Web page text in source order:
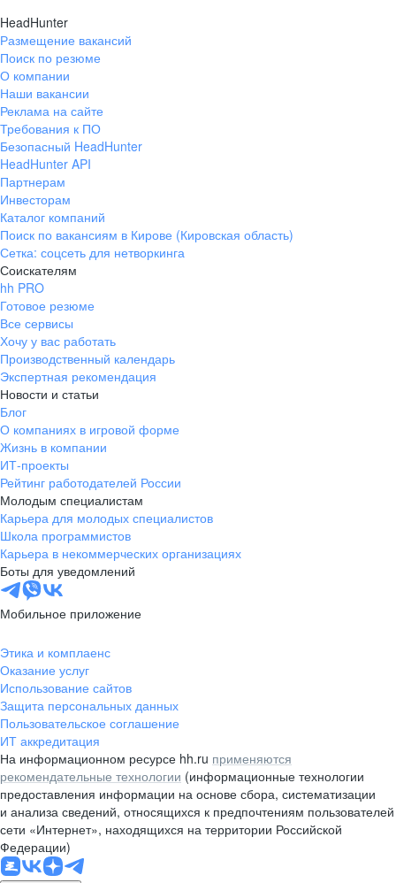
HeadHunter
Размещение вакансий
Поиск по резюме
О компании
Наши вакансии
Реклама на сайте
Требования к ПО
Безопасный HeadHunter
HeadHunter API
Партнерам
Инвесторам
Каталог компаний
Поиск по вакансиям в Кирове (Кировская область)
Сетка: соцсеть для нетворкинга
Соискателям
hh PRO
Готовое резюме
Все сервисы
Хочу у вас работать
Производственный календарь
Экспертная рекомендация
Новости и статьи
Блог
О компаниях в игровой форме
Жизнь в компании
ИТ-проекты
Рейтинг работодателей России
Молодым специалистам
Карьера для молодых специалистов
Школа программистов
Карьера в некоммерческих организациях
Боты для уведомлений
Мобильное приложение
Этика и комплаенс
Оказание услуг
Использование сайтов
Защита персональных данных
Пользовательское соглашение
ИТ аккредитация
На информационном ресурсе hh.ru применяются
рекомендательные технологии (информационные технологии
предоставления информации на основе сбора, систематизации
и анализа сведений, относящихся к предпочтениям пользователей
сети «Интернет», находящихся на территории Российской
Федерации)